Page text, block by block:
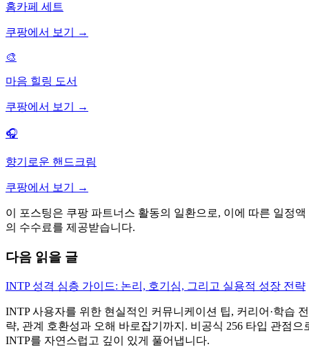
홈카페 세트
쿠팡에서 보기 →
🎨
마음 힐링 도서
쿠팡에서 보기 →
🎧
향기로운 핸드크림
쿠팡에서 보기 →
이 포스팅은 쿠팡 파트너스 활동의 일환으로, 이에 따른 일정액
의 수수료를 제공받습니다.
다음 읽을 글
INTP 성격 심층 가이드: 논리, 호기심, 그리고 실용적 성장 전략
INTP 사용자를 위한 현실적인 커뮤니케이션 팁, 커리어·학습 전
략, 관계 호환성과 오해 바로잡기까지. 비공식 256 타입 관점으
INTP를 자연스럽고 깊이 있게 풀어냅니다.